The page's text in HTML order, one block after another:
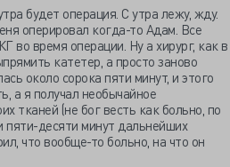
будет операция. С утра лежу, жду.
оперировал когда-то Адам. Все
во время операции. Ну а хирург, как в
катетер, а просто заново
около сорока пяти минут, и этого
а я получал необычайное
тканей (не бог весть как больно, по
пяти-десяти минут дальнейших
что вообще-то больно, на что он